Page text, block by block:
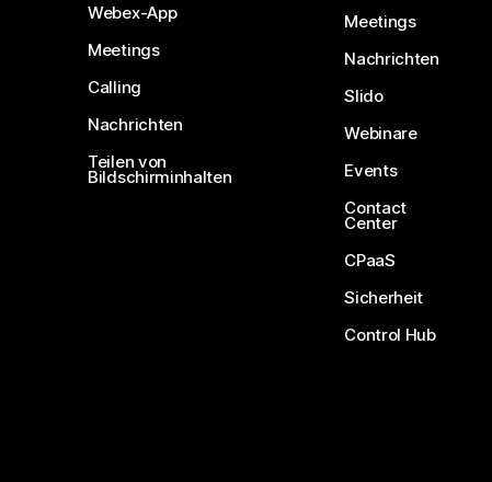
Webex-App
Meetings
Calling
Nachrichten
Teilen von
Bildschirminhalten
Meetings
Nachrichten
Slido
Webinare
Events
Contact
Center
CPaaS
Sicherheit
Control Hub